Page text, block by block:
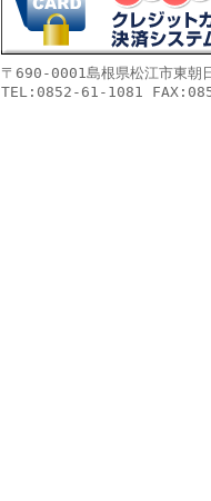
〒690-0001島根県松江市東
TEL:0852-61-1081